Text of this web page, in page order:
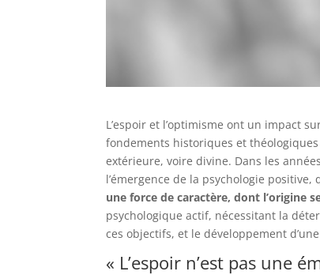
L’espoir et l’optimisme ont un impact
fondements historiques et théologiques
extérieure, voire divine. Dans les
l’émergence de la psychologie positive,
une force de caractère, dont l’origine
psychologique actif, nécessitant la
ces objectifs, et le développement
« L’espoir n’est pas une